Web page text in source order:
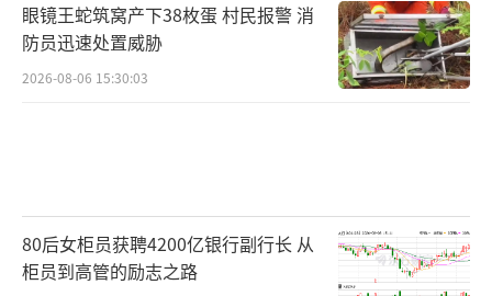
眼镜王蛇筑窝产下38枚蛋 村民报警 消
防员迅速处置威胁
2026-08-06 15:30:03
80后女柜员获聘4200亿银行副行长 从
柜员到高管的励志之路